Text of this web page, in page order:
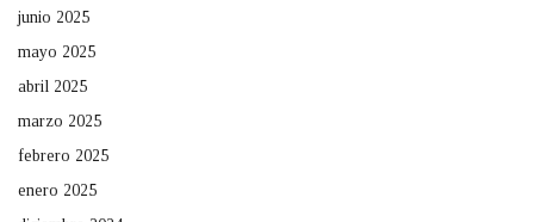
junio 2025
mayo 2025
abril 2025
marzo 2025
febrero 2025
enero 2025